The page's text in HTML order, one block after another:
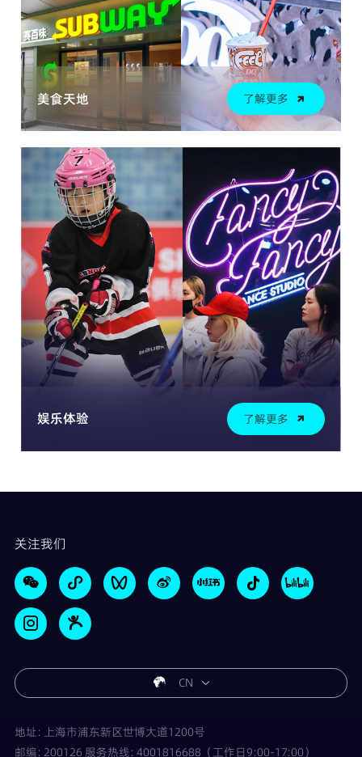
美食天地 了解更多
娱乐体验 了解更多
关注我们
CN
地址: 上海市浦东新区世博大道1200号
邮编: 200126 服务热线: 4001816688（工作日9:00-17:00）